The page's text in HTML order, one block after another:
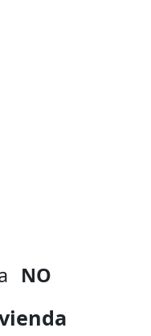
NO